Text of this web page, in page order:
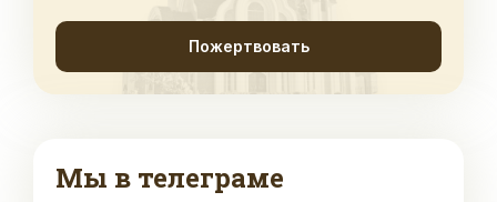
Пожертвовать
Мы в телеграме